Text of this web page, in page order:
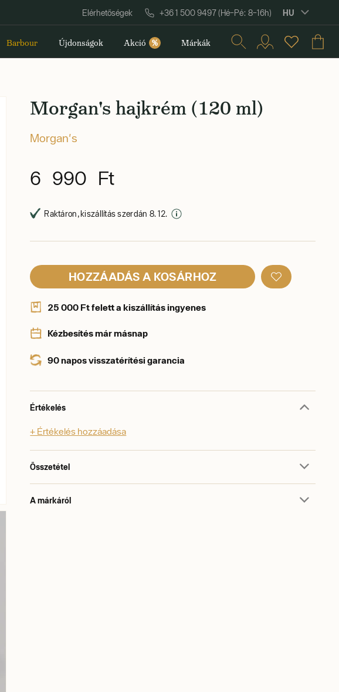
Elérhetőségek +36 1 500 9497 (Hé–Pé: 8–16h) HU
Barbour Újdonságok Akció % Márkák
Morgan's hajkrém (120 ml)
Morgan's
6 990 Ft
Raktáron, kiszállítás szerdán 8. 12.
HOZZÁADÁS A KOSÁRHOZ
25 000 Ft felett a kiszállítás ingyenes
Kézbesítés már másnap
90 napos visszatérítési garancia
Értékelés
+ Értékelés hozzáadása
Összetétel
A márkáról